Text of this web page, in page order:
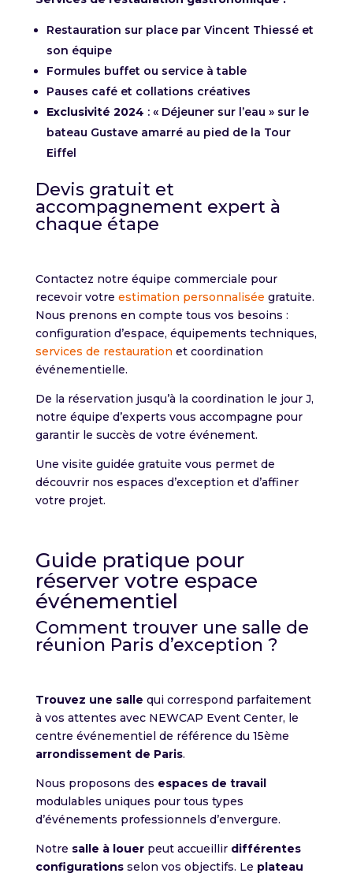
Restauration sur place par Vincent Thiessé et
son équipe
Formules buffet ou service à table
Pauses café et collations créatives
Exclusivité 2024 : « Déjeuner sur l’eau » sur le
bateau Gustave amarré au pied de la Tour
Eiffel
Devis gratuit et
accompagnement expert à
chaque étape
Contactez notre équipe commerciale pour
recevoir votre estimation personnalisée gratuite.
Nous prenons en compte tous vos besoins :
configuration d’espace, équipements techniques,
services de restauration et coordination
événementielle.
De la réservation jusqu’à la coordination le jour J,
notre équipe d’experts vous accompagne pour
garantir le succès de votre événement.
Une visite guidée gratuite vous permet de
découvrir nos espaces d’exception et d’affiner
votre projet.
Guide pratique pour
réserver votre espace
événementiel
Comment trouver une salle de
réunion Paris d’exception ?
Trouvez une salle qui correspond parfaitement
à vos attentes avec NEWCAP Event Center, le
centre événementiel de référence du 15ème
arrondissement de Paris.
Nous proposons des espaces de travail
modulables uniques pour tous types
d’événements professionnels d’envergure.
Notre salle à louerpeut accueillir différentes
configurationsselon vos objectifs. Le plateau